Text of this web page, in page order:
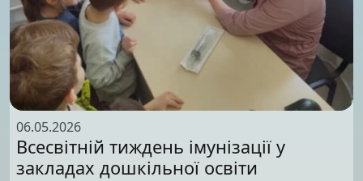
06.05.2026
Всесвітній тиждень імунізації у
закладах дошкільної освіти